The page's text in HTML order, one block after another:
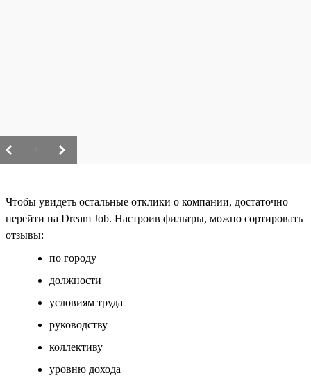
Чтобы увидеть остальные отклики о компании, достаточно
перейти на Dream Job. Настроив фильтры, можно сортировать
отзывы:
по городу
должности
условиям труда
руководству
коллективу
уровню дохода